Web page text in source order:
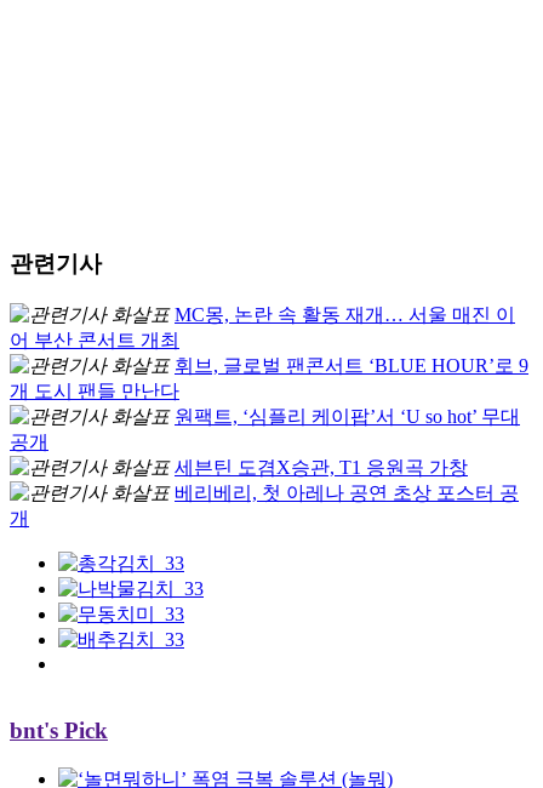
관련기사
MC몽, 논란 속 활동 재개… 서울 매진 이
어 부산 콘서트 개최
휘브, 글로벌 팬콘서트 ‘BLUE HOUR’로 9
개 도시 팬들 만난다
원팩트, ‘심플리 케이팝’서 ‘U so hot’ 무대
공개
세븐틴 도겸X승관, T1 응원곡 가창
베리베리, 첫 아레나 공연 초상 포스터 공
개
bnt's Pick